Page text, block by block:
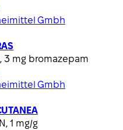
Gmbh
3 mg bromazepam
Gmbh
1 mg/g